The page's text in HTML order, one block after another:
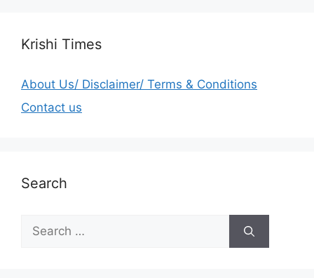
Krishi Times
About Us/ Disclaimer/ Terms & Conditions
Contact us
Search